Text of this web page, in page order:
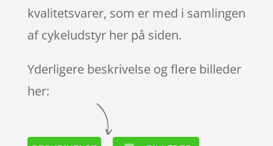
kvalitetsvarer, som er med i samlingen
af cykeludstyr her på siden.
Yderligere beskrivelse og flere billeder
her: